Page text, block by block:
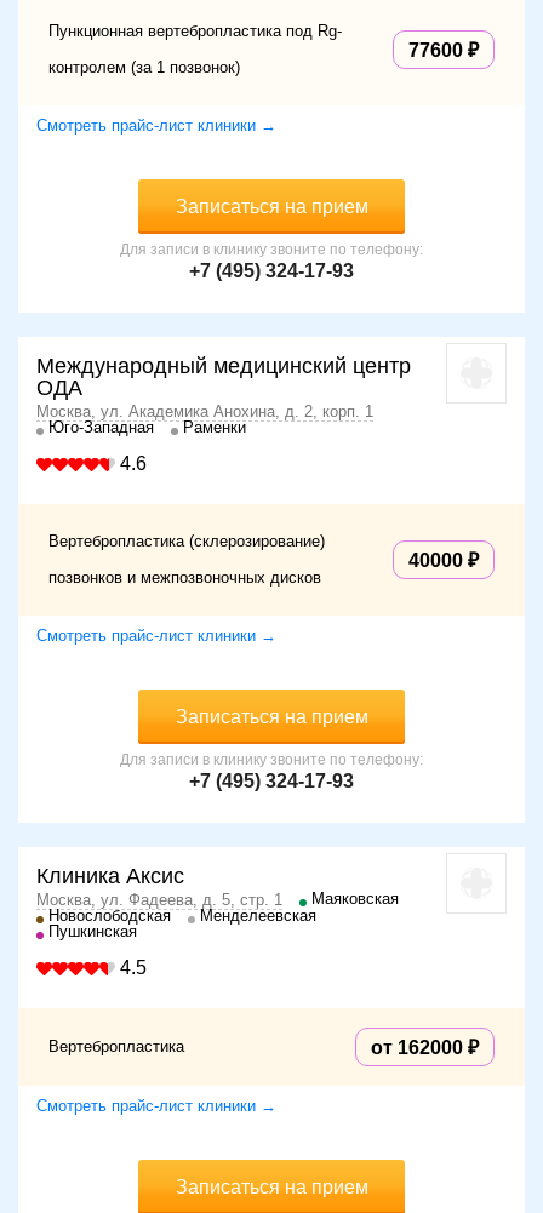
Пункционная вертебропластика под Rg-
контролем (за 1 позвонок)
77600
Смотреть прайс-лист клиники →
Записаться на прием
Для записи в клинику звоните по телефону:
+7 (495) 324-17-93
Международный медицинский центр
ОДА
Москва, ул. Академика Анохина, д. 2, корп. 1
Юго-Западная
Раменки
4.6
Вертебропластика (склерозирование)
позвонков и межпозвоночных дисков
40000
Смотреть прайс-лист клиники →
Записаться на прием
Для записи в клинику звоните по телефону:
+7 (495) 324-17-93
Клиника Аксис
Москва, ул. Фадеева, д. 5, стр. 1
Маяковская
Новослободская
Менделеевская
Пушкинская
4.5
Вертебропластика от 162000
Смотреть прайс-лист клиники →
Записаться на прием